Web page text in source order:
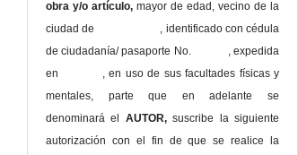
obra y/o artículo,mayor de edad, vecino de la
ciudad de , identificado con cédula
de ciudadanía/ pasaporte No. , expedida
en , en uso de sus facultades físicas y
mentales, parte que en adelante se
denominará el
AUTOR,suscribe la siguiente
autorización con el fin de que se realice la